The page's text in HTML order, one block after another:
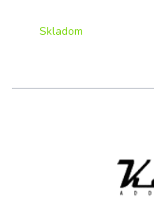
Skladom